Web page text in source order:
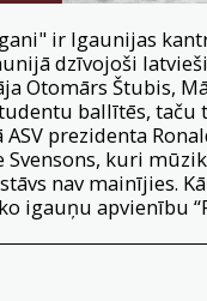
ir Igaunijas
dzīvojoši
Otomārs Štubis,
ballītēs,
prezidenta
Svensons, kuri
nav mainījies.
igauņu apvienību